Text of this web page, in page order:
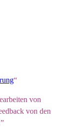
“
von
von den